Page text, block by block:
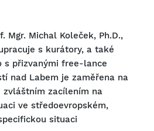
Michal Koleček, Ph.D.,
s kurátory, a také
s přizvanými free-lance
nad Labem je zaměřena na
zvláštním zacílením na
ve středoevropském,
situaci